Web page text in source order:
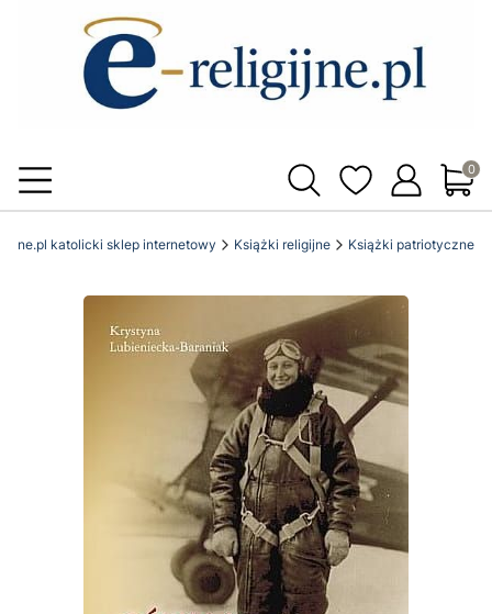
katolicki sklep internetowy Książki religijne Książki patriotyczne